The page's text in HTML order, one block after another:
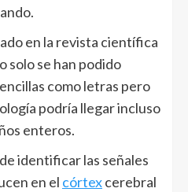
en la revista científica
solo se han podido
como letras pero
podría llegar incluso
enteros.
identificar las señales
en el córtexcerebral